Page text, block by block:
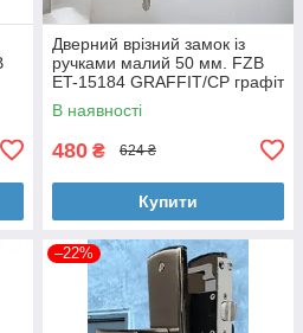
Дверний врізний замок із
ручками малий 50 мм. FZB
ET-15184 GRAFFIT/CP графіт
В наявності
480 ₴ 624 ₴
Купити
–22%